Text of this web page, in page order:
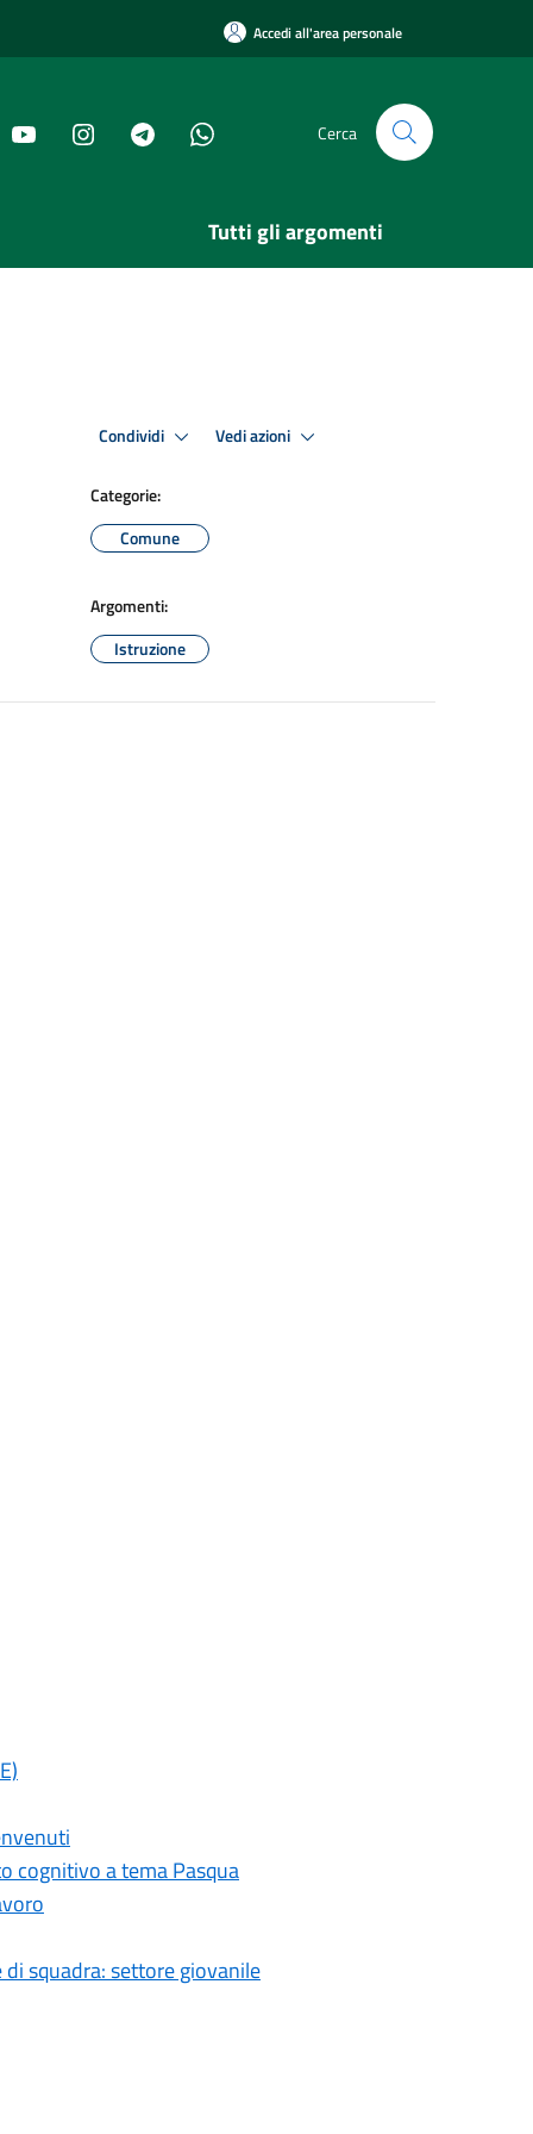
Accedi all'area personale
Cerca
Tutti gli argomenti
Condividi Vedi azioni
Categorie:
Comune
Argomenti:
Istruzione
cognitivo a tema Pasqua
squadra: settore giovanile